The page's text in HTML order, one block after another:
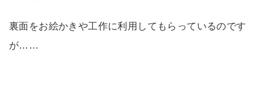
裏面をお絵かきや工作に利用してもらっているのです
が……